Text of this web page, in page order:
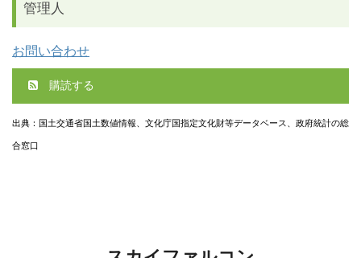
管理人
お問い合わせ
購読する
出典：国土交通省国土数値情報、文化庁国指定文化財等データベース、政府統計の総
合窓口